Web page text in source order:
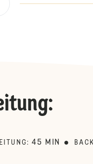
:
: 45 MIN